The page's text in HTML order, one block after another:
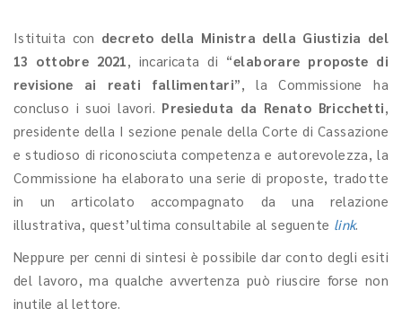
Istituita con decreto della Ministra della Giustizia del
13 ottobre 2021, incaricata di “elaborare proposte di
revisione ai reati fallimentari”, la Commissione ha
concluso i suoi lavori. Presieduta da Renato Bricchetti,
presidente della I sezione penale della Corte di Cassazione
e studioso di riconosciuta competenza e autorevolezza, la
Commissione ha elaborato una serie di proposte, tradotte
in un articolato accompagnato da una relazione
illustrativa, quest’ultima consultabile al seguente link.
Neppure per cenni di sintesi è possibile dar conto degli esiti
del lavoro, ma qualche avvertenza può riuscire forse non
inutile al lettore.